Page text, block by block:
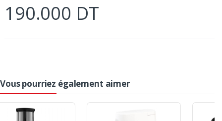
190.000 DT
Vous pourriez également aimer